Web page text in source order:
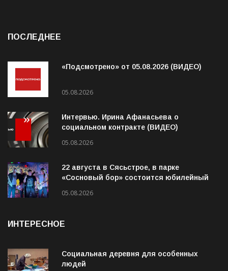
«Подсмотрено» от 05.08.2026 (ВИДЕО)
05.08.2026
Интервью. Ирина Афанасьева о
05.08.2026
22 августа в Сясьстрое, в парке